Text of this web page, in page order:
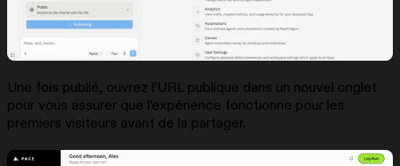
Une fois publié, ouvrez l’URL publique dans un nouvel onglet
pour vous assurer que l’expérience fonctionne pour les
premiers visiteurs avant de la partager.